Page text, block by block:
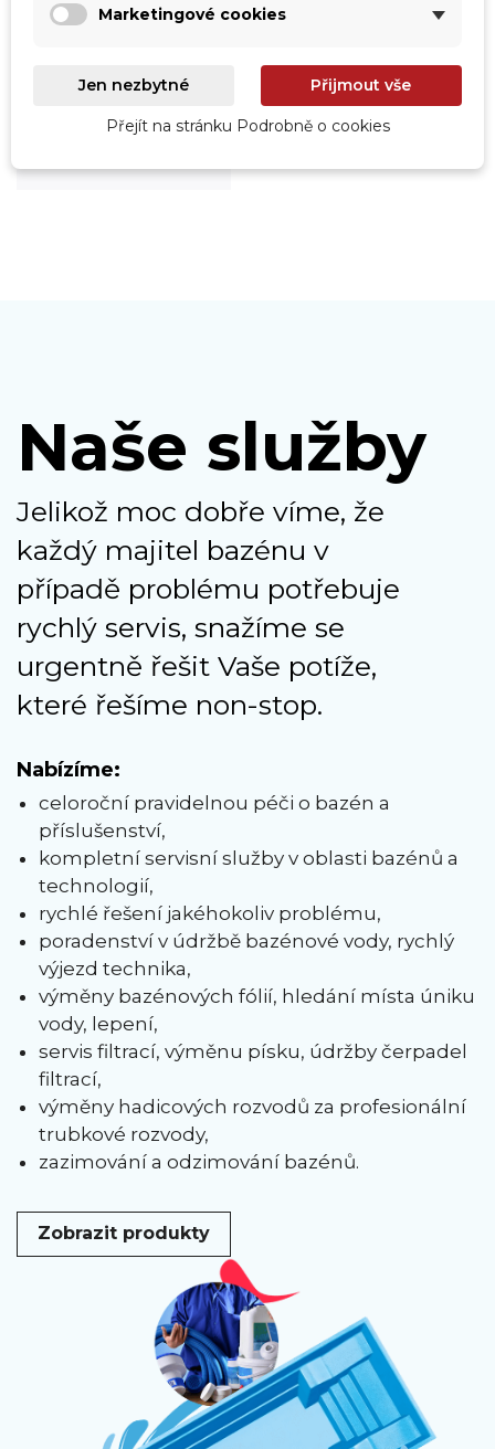
Roboty
Naše služby
Jelikož moc dobře víme, že
každý majitel bazénu v
případě problému potřebuje
rychlý servis, snažíme se
urgentně řešit Vaše potíže,
které řešíme non-stop.
Nabízíme:
celoroční pravidelnou péči o bazén a
příslušenství,
kompletní servisní služby v oblasti bazénů a
technologií,
rychlé řešení jakéhokoliv problému,
poradenství v údržbě bazénové vody, rychlý
výjezd technika,
výměny bazénových fólií, hledání místa úniku
vody, lepení,
servis filtrací, výměnu písku, údržby čerpadel
filtrací,
výměny hadicových rozvodů za profesionální
trubkové rozvody,
zazimování a odzimování bazénů.
Zobrazit produkty
Marketingové cookies
Jen nezbytné Přijmout vše
Přejít na stránku Podrobně o cookies